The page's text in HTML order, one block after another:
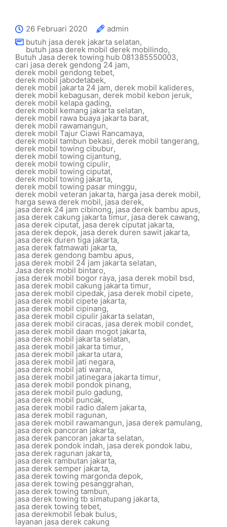
26 Februari 2020
admin
butuh jasa derek jakarta selatan,
butuh jasa derek mobil derek mobilindo,
Butuh Jasa derek towing hub 081385550003,
cari jasa derek gendong 24 jam,
derek mobil gendong tebet,
derek mobil jabodetabek,
derek mobil jakarta 24 jam, derek mobil kalideres,
derek mobil kebagusan, derek mobil kebon jeruk,
derek mobil kelapa gading,
derek mobil kemang jakarta selatan,
derek mobil rawa buaya jakarta barat,
derek mobil rawamangun,
derek mobil Tajur Ciawi Rancamaya,
derek mobil tambun bekasi, derek mobil tangerang,
derek mobil towing cibubur,
derek mobil towing cijantung,
derek mobil towing cipulir,
derek mobil towing ciputat,
derek mobil towing jakarta,
derek mobil towing pasar minggu,
derek mobil veteran jakarta, harga jasa derek mobil,
harga sewa derek mobil, jasa derek,
jasa derek 24 jam cibinong, jasa derek bambu apus,
jasa derek cakung jakarta timur, jasa derek cawang,
jasa derek ciputat,jasa derek ciputat jakarta,
jasa derek depok,jasa derek duren sawit jakarta,
jasa derek duren tiga jakarta,
jasa derek fatmawati jakarta,
jasa derek gendong bambu apus,
jasa derek mobil 24 jam jakarta selatan,
Jasa derek mobil bintaro,
jasa derek mobil bogor raya, jasa derek mobil bsd,
jasa derek mobil cakung jakarta timur,
jasa derek mobil cipedak, jasa derek mobil cipete,
jasa derek mobil cipete jakarta,
jasa derek mobil cipinang,
jasa derek mobil cipulir jakarta selatan,
jasa derek mobil ciracas, jasa derek mobil condet,
jasa derek mobil daan mogot jakarta,
jasa derek mobil jakarta selatan,
jasa derek mobil jakarta timur,
jasa derek mobil jakarta utara,
jasa derek mobil jati negara,
jasa derek mobil jati warna,
jasa derek mobil jatinegara jakarta timur,
jasa derek mobil pondok pinang,
jasa derek mobil pulo gadung,
jasa derek mobil puncak,
jasa derek mobil radio dalem jakarta,
jasa derek mobil ragunan,
jasa derek mobil rawamangun, jasa derek pamulang,
jasa derek pancoran jakarta,
jasa derek pancoran jakarta selatan,
jasa derek pondok indah, jasa derek pondok labu,
jasa derek ragunan jakarta,
jasa derek rambutan jakarta,
jasa derek semper jakarta,
jasa derek towing margonda depok,
jasa derek towing pesanggrahan,
jasa derek towing tambun,
jasa derek towing tb simatupang jakarta,
jasa derek towing tebet,
jasa derekmobil lebak bulus,
layanan jasa derek cakung